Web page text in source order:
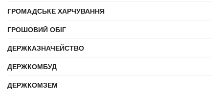
ГРОМАДСЬКЕ ХАРЧУВАННЯ
ГРОШОВИЙ ОБІГ
ДЕРЖКАЗНАЧЕЙСТВО
ДЕРЖКОМБУД
ДЕРЖКОМЗЕМ